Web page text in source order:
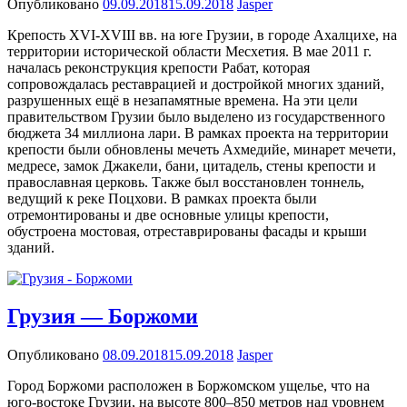
Опубликовано 09.09.201815.09.2018 Jasper
Крепость XVI-XVIII вв. на юге Грузии, в городе Ахалцихе, на
территории исторической области Месхетия. В мае 2011 г.
началась реконструкция крепости Рабат, которая
сопровождалась реставрацией и достройкой многих зданий,
разрушенных ещё в незапамятные времена. На эти цели
правительством Грузии было выделено из государственного
бюджета 34 миллиона лари. В рамках проекта на территории
крепости были обновлены мечеть Ахмедийе, минарет мечети,
медресе, замок Джакели, бани, цитадель, стены крепости и
православная церковь. Также был восстановлен тоннель,
ведущий к реке Поцхови. В рамках проекта были
отремонтированы и две основные улицы крепости,
обустроена мостовая, отреставрированы фасады и крыши
зданий.
Грузия — Боржоми
Опубликовано 08.09.201815.09.2018 Jasper
Город Боржоми расположен в Боржомском ущелье, что на
юго-востоке Грузии, на высоте 800–850 метров над уровнем